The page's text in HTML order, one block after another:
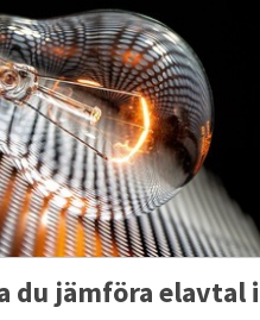
du jämföra elavtal